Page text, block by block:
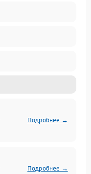
Подробнее →
Подробнее →